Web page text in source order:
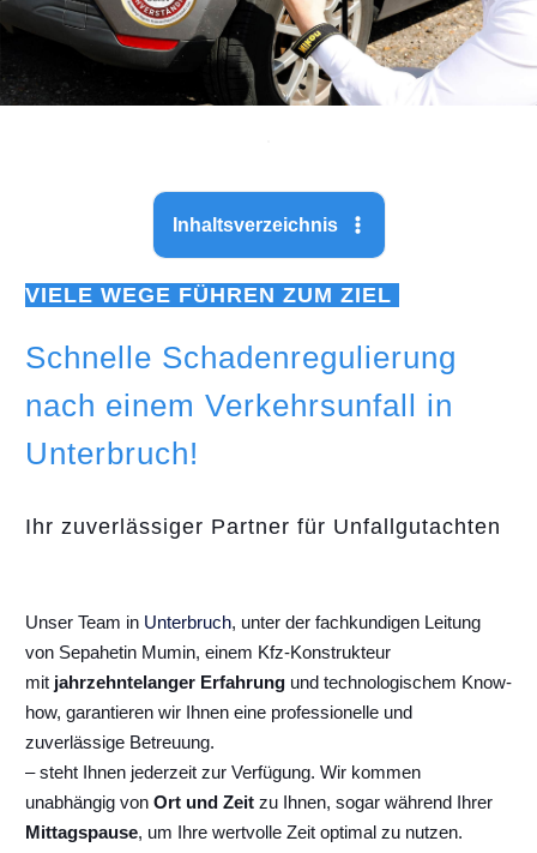
Inhaltsverzeichnis
VIELE WEGE FÜHREN ZUM ZIEL
Schnelle Schadenregulierung
nach einem Verkehrsunfall in
Unterbruch!
Ihr zuverlässiger Partner für Unfallgutachten
Unser Team in Unterbruch, unter der fachkundigen Leitung
von Sepahetin Mumin, einem Kfz-Konstrukteur
mit jahrzehntelanger Erfahrung und technologischem Know-
how, garantieren wir Ihnen eine professionelle und
zuverlässige Betreuung.
– steht Ihnen jederzeit zur Verfügung. Wir kommen
unabhängig von Ort und Zeit zu Ihnen, sogar während Ihrer
Mittagspause, um Ihre wertvolle Zeit optimal zu nutzen.